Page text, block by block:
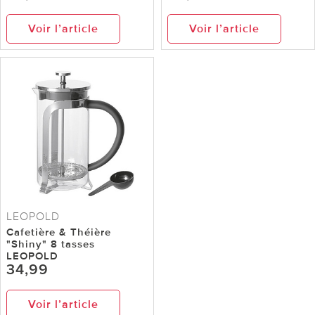
Voir l’article Voir l’article
LEOPOLD
Cafetière & Théière
"Shiny" 8 tasses
LEOPOLD
34,99
Voir l’article